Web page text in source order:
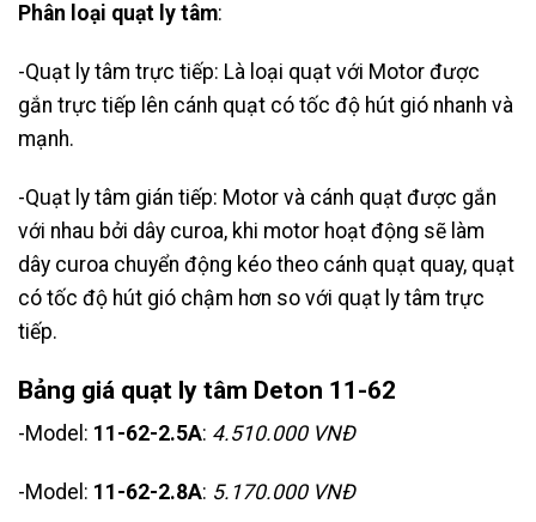
Phân loại quạt ly tâm:
-Quạt ly tâm trực tiếp: Là loại quạt với Motor được
gắn trực tiếp lên cánh quạt có tốc độ hút gió nhanh và
mạnh.
-Quạt ly tâm gián tiếp: Motor và cánh quạt được gắn
với nhau bởi dây curoa, khi motor hoạt động sẽ làm
dây curoa chuyển động kéo theo cánh quạt quay, quạt
có tốc độ hút gió chậm hơn so với quạt ly tâm trực
tiếp.
Bảng giá quạt ly tâm Deton 11-62
-Model: 11-62-2.5A: 4.510.000 VNĐ
-Model: 11-62-2.8A: 5.170.000 VNĐ